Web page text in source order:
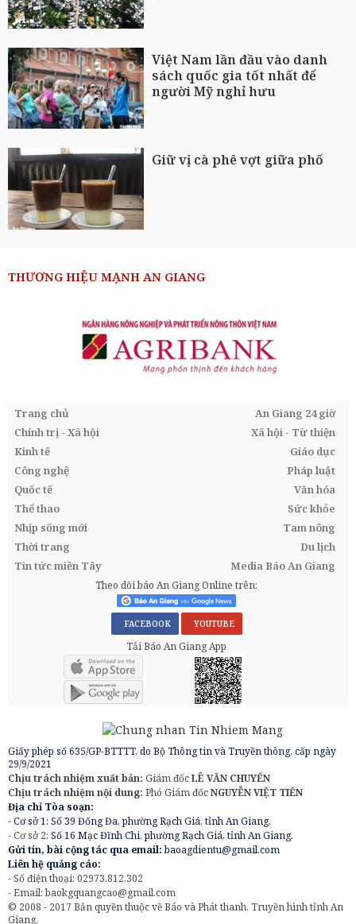
Việt Nam lần đầu vào danh
sách quốc gia tốt nhất để
người Mỹ nghỉ hưu
Giữ vị cà phê vợt giữa phố
THƯƠNG HIỆU MẠNH AN GIANG
Trang chủ
An Giang 24 giờ
Chính trị - Xã hội
Xã hội - Từ thiện
Kinh tế
Giáo dục
Công nghệ
Pháp luật
Quốc tế
Văn hóa
Thể thao
Sức khỏe
Nhịp sống mới
Tam nông
Thời trang
Du lịch
Tin tức miền Tây
Media Báo An Giang
Theo dõi báo An Giang Online trên:
FACEBOOK YOUTUBE
Tải Báo An Giang App
Giấy phép số 635/GP-BTTTT, do Bộ Thông tin và Truyền thông, cấp ngày
29/9/2021
Chịu trách nhiệm xuất bản: Giám đốcLÊ VĂN CHUYỂN
Chịu trách nhiệm nội dung: Phó Giám đốcNGUYỄN VIỆT TIẾN
Địa chỉ Tòa soạn:
- Cơ sở 1: Số 39 Đống Đa, phường Rạch Giá, tỉnh An Giang.
- Cơ sở 2: Số 16 Mạc Đĩnh Chi, phường Rạch Giá, tỉnh An Giang.
Gửi tin, bài cộng tác qua email:baoagdientu@gmail.com
Liên hệ quảng cáo:
- Số điện thoại: 02973.812.302
- Email:baokgquangcao@gmail.com
© 2008 - 2017 Bản quyền thuộc về Báo và Phát thanh, Truyền hình tỉnh An
Giang.